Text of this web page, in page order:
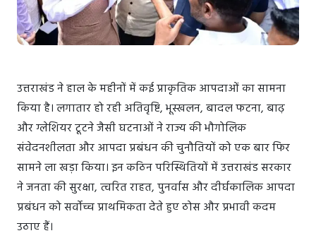
उत्तराखंड ने हाल के महीनों में कई प्राकृतिक आपदाओं का सामना
किया है। लगातार हो रही अतिवृष्टि, भूस्खलन, बादल फटना, बाढ़
और ग्लेशियर टूटने जैसी घटनाओं ने राज्य की भौगोलिक
संवेदनशीलता और आपदा प्रबंधन की चुनौतियों को एक बार फिर
सामने ला खड़ा किया। इन कठिन परिस्थितियों में उत्तराखंड सरकार
ने जनता की सुरक्षा, त्वरित राहत, पुनर्वास और दीर्घकालिक आपदा
प्रबंधन को सर्वोच्च प्राथमिकता देते हुए ठोस और प्रभावी कदम
उठाए हैं।